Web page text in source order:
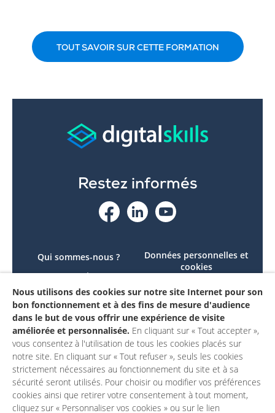
TOUT SAVOIR SUR CETTE FORMATION
Restez informés
Qui sommes-nous ?
Le projet
Contactez-nous
Mon compte
Données personnelles et
cookies
conforme
Mentions légales
Nous utilisons des cookies sur notre site Internet pour son
bon fonctionnement et à des fins de mesure d'audience
dans le but de vous offrir une expérience de visite
améliorée et personnalisée. En cliquant sur « Tout accepter »,
vous consentez à l'utilisation de tous les cookies placés sur
notre site. En cliquant sur « Tout refuser », seuls les cookies
strictement nécessaires au fonctionnement du site et à sa
sécurité seront utilisés. Pour choisir ou modifier vos préférences
cookies ainsi que retirer votre consentement à tout moment,
cliquez sur « Personnaliser vos cookies » ou sur le lien